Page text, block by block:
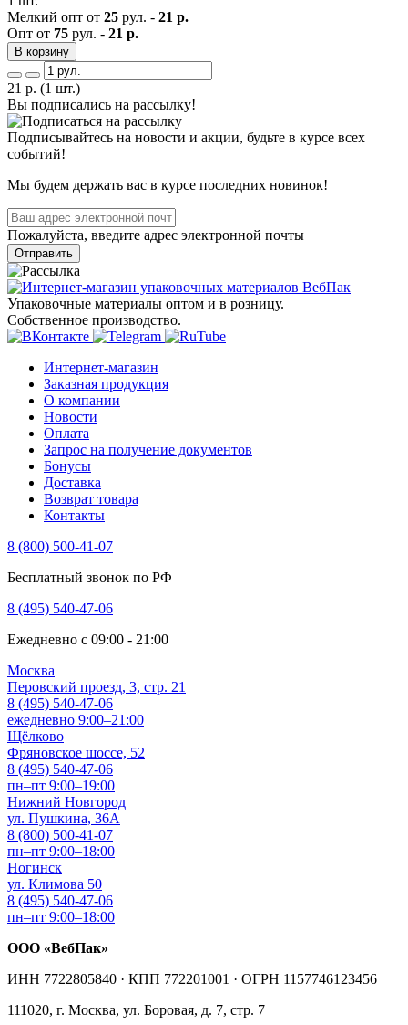
Мелкий опт от 25 рул. - 21 р.
Опт от 75 рул. - 21 р.
В корзину
21 р. (1 шт.)
Вы подписались на рассылку!
Подписывайтесь на новости и акции, будьте в курсе всех
событий!
Мы будем держать вас в курсе последних новинок!
Пожалуйста, введите адрес электронной почты
Отправить
Упаковочные материалы оптом и в розницу.
Собственное производство.
Интернет-магазин
Заказная продукция
О компании
Новости
Оплата
Запрос на получение документов
Бонусы
Доставка
Возврат товара
Контакты
8 (800) 500-41-07
Бесплатный звонок по РФ
8 (495) 540-47-06
Ежедневно с 09:00 - 21:00
Москва
Перовский проезд, 3, стр. 21
8 (495) 540-47-06
ежедневно 9:00–21:00
Щёлково
Фряновское шоссе, 52
8 (495) 540-47-06
пн–пт 9:00–19:00
Нижний Новгород
ул. Пушкина, 36А
8 (800) 500-41-07
пн–пт 9:00–18:00
Ногинск
ул. Климова 50
8 (495) 540-47-06
пн–пт 9:00–18:00
ООО «ВебПак»
ИНН 7722805840 · КПП 772201001 · ОГРН 1157746123456
111020, г. Москва, ул. Боровая, д. 7, стр. 7